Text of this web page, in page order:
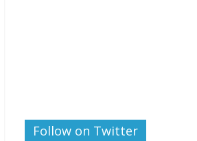
Follow on Twitter